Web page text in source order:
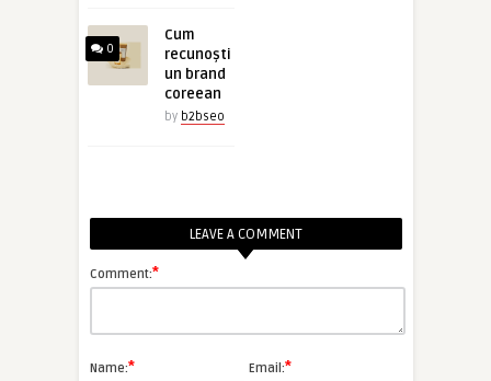
0
Cum
recunoști
un brand
coreean
by b2bseo
LEAVE A COMMENT
Comment:*
Name:* Email:*